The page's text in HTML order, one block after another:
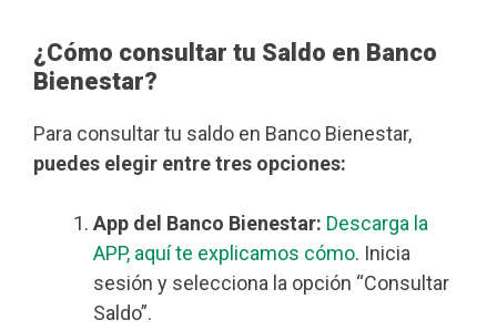
¿Cómo consultar tu Saldo en Banco
Bienestar?
Para consultar tu saldo en Banco Bienestar,
puedes elegir entre tres opciones:
App del Banco Bienestar: Descarga la
APP, aquí te explicamos cómo. Inicia
sesión y selecciona la opción “Consultar
Saldo”.